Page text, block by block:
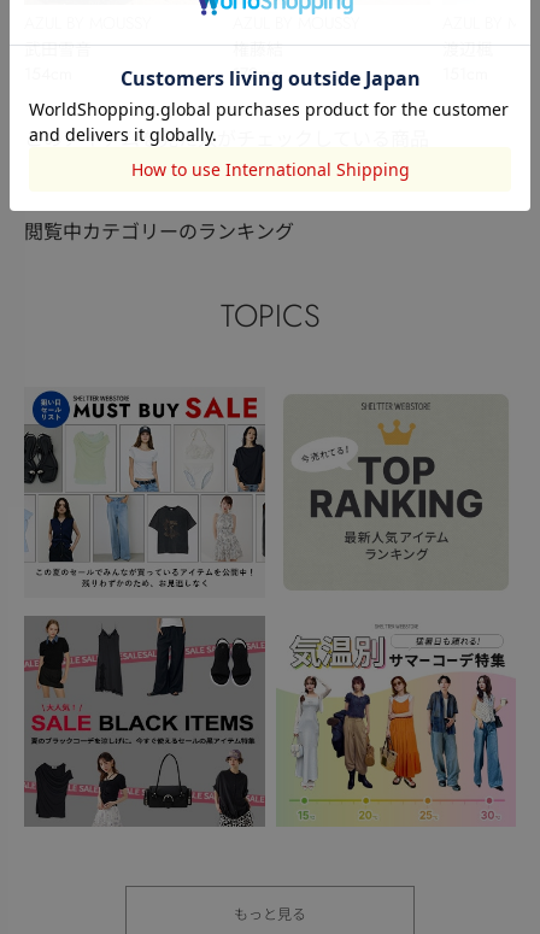
武田雪音
AZUL BY MOUSSY
権藤結
172cm
渡辺楓
このアイテムを見た人がチェックしている商品
閲覧中カテゴリーのランキング
TOPICS
もっと見る